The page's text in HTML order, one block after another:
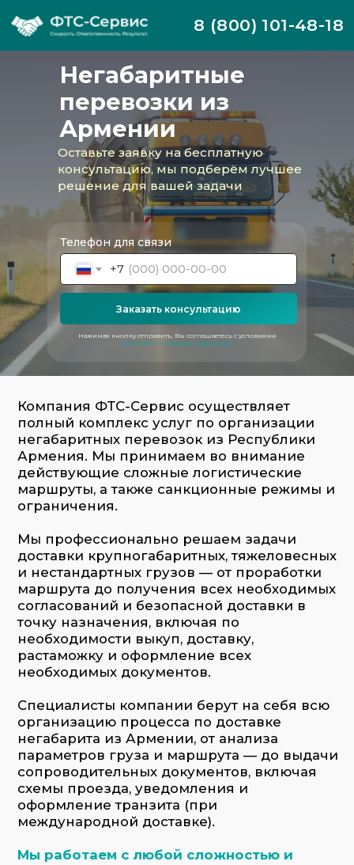
8 (800) 101-48-18
Нажимая кнопку отправить, Вы соглашаетесь с условиями
политики конфиденциальности
Телефон для связи
+7
Заказать консультацию
Негабаритные
перевозки из
Армении
Оставьте заявку на бесплатную
консультацию, мы подберём лучшее
решение для вашей задачи
Заказать услугу
Компания ФТС-Сервис осуществляет
полный комплекс услуг по организации
негабаритных перевозок из Республики
Армения. Мы принимаем во внимание
действующие сложные логистические
маршруты, а также санкционные режимы и
ограничения.
и нестандартных грузов — от проработки
маршрута до получения всех необходимых
согласований и безопасной доставки в
точку назначения, включая по
необходимости выкуп, доставку,
растаможку и оформление всех
необходимых документов.
Специалисты компании берут на себя всю
организацию процесса по доставке
параметров груза и маршрута — до выдачи
сопроводительных документов, включая
схемы проезда, уведомления и
оформление транзита (при
международной доставке).
Мы работаем с любой сложностью и
спецификой груза:
строительная техника и оборудование
промышленное оборудование и станки
металлоконструкции и элементы
инфраструктуры
транспортные средства нестандартных
габаритов